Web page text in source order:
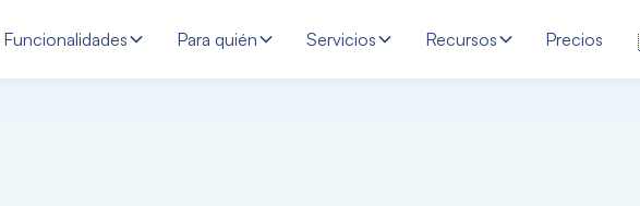
Funcionalidades Para quién Servicios Recursos Precios